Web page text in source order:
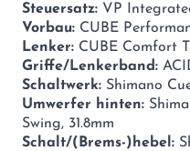
Steuersatz: VP
Vorbau: CUBE
Lenker: CUBE Comfort
Griffe/Lenkerband:
Schaltwerk: Shimano
Umwerfer hinten:
Swing, 31.8mm
Schalt/(Brems-)hebel: